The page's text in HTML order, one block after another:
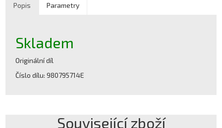
Popis Parametry
Skladem
Originální díl
Číslo dílu: 980795714E
Související zboží